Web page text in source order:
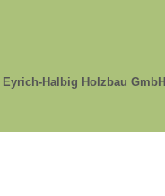
Eyrich-Halbig Holzbau GmbH